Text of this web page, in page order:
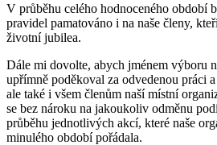
V průběhu celého hodnoceného období
pravidel pamatováno i na naše členy,
životní jubilea.
Dále mi dovolte, abych jménem výboru
upřímně poděkoval za odvedenou práci
ale také i všem členům naší místní
se bez nároku na jakoukoliv odměnu
průběhu jednotlivých akcí, které naše
minulého období pořádala.